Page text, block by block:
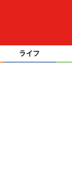
ライフ